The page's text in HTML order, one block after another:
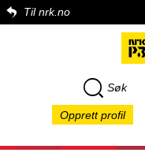
Til nrk.no
Søk
Opprett profil